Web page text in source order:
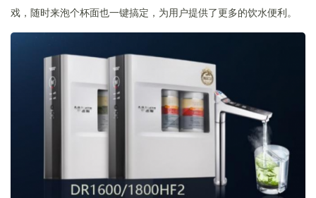
戏，随时来泡个杯面也一键搞定，为用户提供了更多的饮水便利。